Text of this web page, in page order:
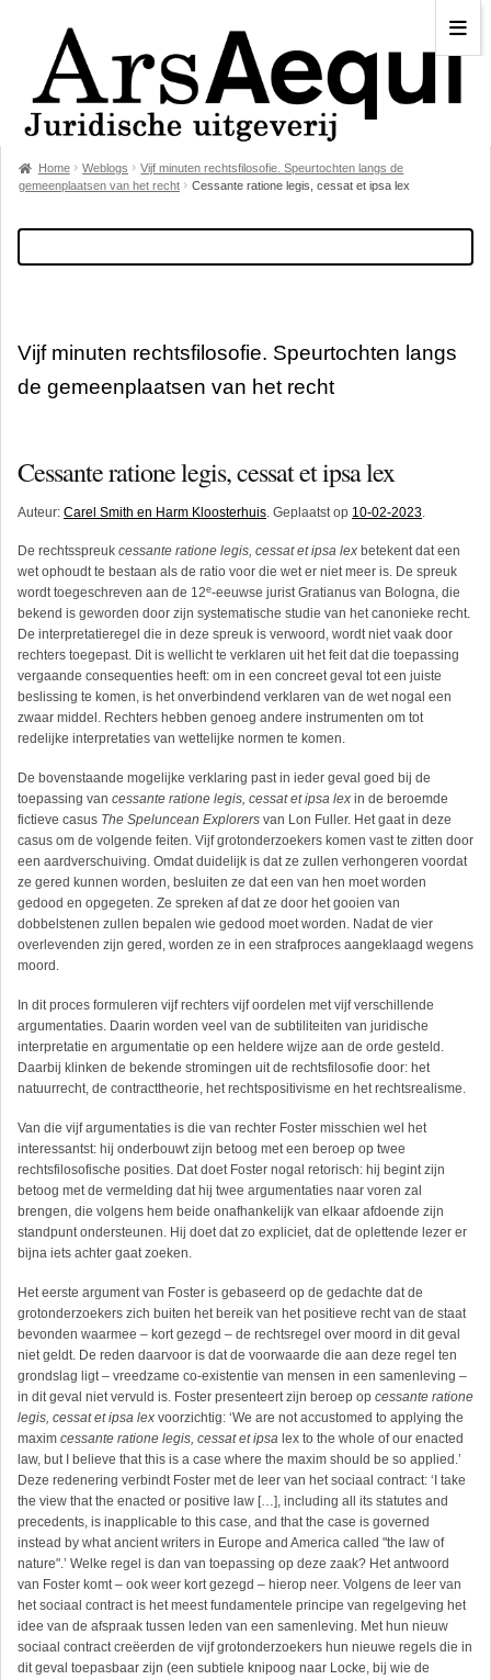
Home Weblogs
Vijf minuten rechtsfilosofie. Speurtochten langs de
gemeenplaatsen van het recht
Cessante ratione legis, cessat et ipsa lex
Vijf minuten rechtsfilosofie. Speurtochten langs
de gemeenplaatsen van het recht
Cessante ratione legis, cessat et ipsa lex
Auteur: Carel Smith en Harm Kloosterhuis. Geplaatst op 10-02-2023.
De rechtsspreuk cessante ratione legis, cessat et ipsa lex betekent dat een
wet ophoudt te bestaan als de ratio voor die wet er niet meer is. De spreuk
wordt toegeschreven aan de 12e-eeuwse jurist Gratianus van Bologna, die
bekend is geworden door zijn systematische studie van het canonieke recht.
De interpretatieregel die in deze spreuk is verwoord, wordt niet vaak door
rechters toegepast. Dit is wellicht te verklaren uit het feit dat die toepassing
vergaande consequenties heeft: om in een concreet geval tot een juiste
beslissing te komen, is het onverbindend verklaren van de wet nogal een
zwaar middel. Rechters hebben genoeg andere instrumenten om tot
redelijke interpretaties van wettelijke normen te komen.
De bovenstaande mogelijke verklaring past in ieder geval goed bij de
toepassing van cessante ratione legis, cessat et ipsa lex in de beroemde
fictieve casus The Speluncean Explorers van Lon Fuller. Het gaat in deze
casus om de volgende feiten. Vijf grotonderzoekers komen vast te zitten door
een aardverschuiving. Omdat duidelijk is dat ze zullen verhongeren voordat
ze gered kunnen worden, besluiten ze dat een van hen moet worden
gedood en opgegeten. Ze spreken af dat ze door het gooien van
dobbelstenen zullen bepalen wie gedood moet worden. Nadat de vier
overlevenden zijn gered, worden ze in een strafproces aangeklaagd wegens
moord.
In dit proces formuleren vijf rechters vijf oordelen met vijf verschillende
argumentaties. Daarin worden veel van de subtiliteiten van juridische
interpretatie en argumentatie op een heldere wijze aan de orde gesteld.
Daarbij klinken de bekende stromingen uit de rechtsfilosofie door: het
natuurrecht, de contracttheorie, het rechtspositivisme en het rechtsrealisme.
Van die vijf argumentaties is die van rechter Foster misschien wel het
interessantst: hij onderbouwt zijn betoog met een beroep op twee
rechtsfilosofische posities. Dat doet Foster nogal retorisch: hij begint zijn
betoog met de vermelding dat hij twee argumentaties naar voren zal
brengen, die volgens hem beide onafhankelijk van elkaar afdoende zijn
standpunt ondersteunen. Hij doet dat zo expliciet, dat de oplettende lezer er
bijna iets achter gaat zoeken.
Het eerste argument van Foster is gebaseerd op de gedachte dat de
grotonderzoekers zich buiten het bereik van het positieve recht van de staat
bevonden waarmee – kort gezegd – de rechtsregel over moord in dit geval
niet geldt. De reden daarvoor is dat de voorwaarde die aan deze regel ten
grondslag ligt – vreedzame co-existentie van mensen in een samenleving –
in dit geval niet vervuld is. Foster presenteert zijn beroep op cessante ratione
legis, cessat et ipsa lex voorzichtig: ‘We are not accustomed to applying the
maxim cessante ratione legis, cessat et ipsa lex to the whole of our enacted
law, but I believe that this is a case where the maxim should be so applied.’
Deze redenering verbindt Foster met de leer van het sociaal contract: ‘I take
the view that the enacted or positive law […], including all its statutes and
precedents, is inapplicable to this case, and that the case is governed
instead by what ancient writers in Europe and America called "the law of
nature".’ Welke regel is dan van toepassing op deze zaak? Het antwoord
van Foster komt – ook weer kort gezegd – hierop neer. Volgens de leer van
het sociaal contract is het meest fundamentele principe van regelgeving het
idee van de afspraak tussen leden van een samenleving. Met hun nieuw
sociaal contract creëerden de vijf grotonderzoekers hun nieuwe regels die in
dit geval toepasbaar zijn (een subtiele knipoog naar Locke, bij wie de